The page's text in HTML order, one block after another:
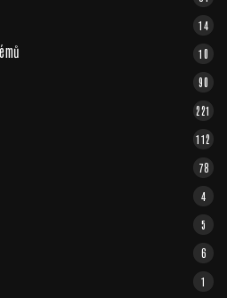
14
10
90
221
112
78
4
5
6
1